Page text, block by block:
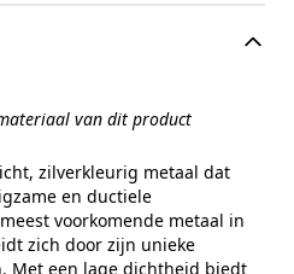
van dit product
zilverkleurig metaal dat
en ductiele
voorkomende metaal in
zich door zijn unieke
Met een lage dichtheid biedt